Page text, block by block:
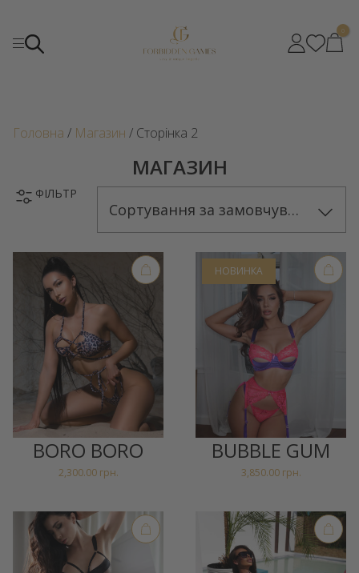
0
Головна / Магазин / Сторінка 2
МАГАЗИН
ФІЛЬТР
Сортування за замовчуванням
BORO BORO
2,300.00 грн.
НОВИНКА
BUBBLE GUM
3,850.00 грн.